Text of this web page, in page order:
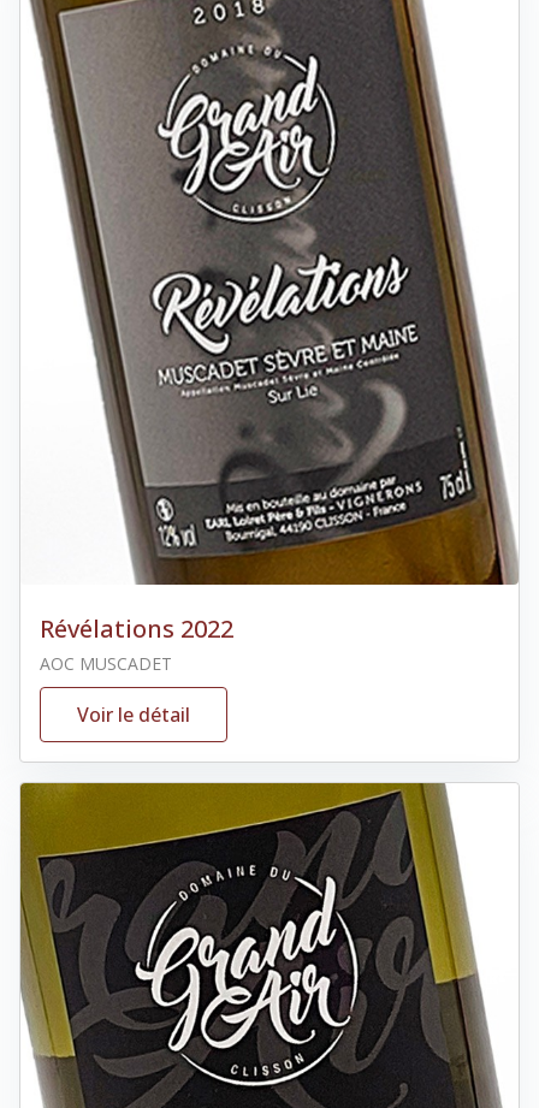
Révélations 2022
AOC MUSCADET
Voir le détail